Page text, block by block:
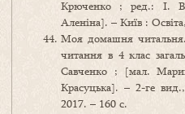
Крюченко ; ред.: І.
Аленіна]. – Київ :
Моя домашня
читання в 4 клас
Савченко ; [мал.
Красуцька]. – 2-ге
2017. – 160 с.